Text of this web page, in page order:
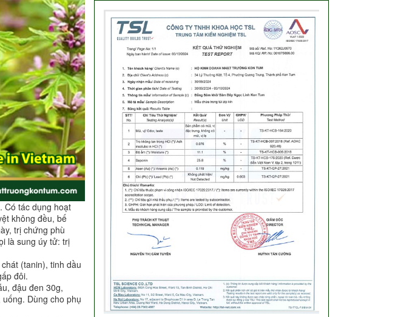
Có tác dụng hoạt
không đều, bế
trị chứng phù
là sung úy tử: trị
(tanin), tinh dầu
đôi.
đậu đen 30g,
Dùng cho phụ